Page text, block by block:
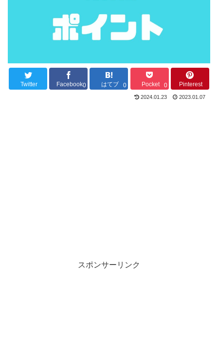
Twitter Facebook0 はてブ 0 Pocket 0 Pinterest
2024.01.23 2023.01.07
スポンサーリンク